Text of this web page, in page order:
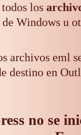
todos los
Windows u
archivos eml
destino en
no se